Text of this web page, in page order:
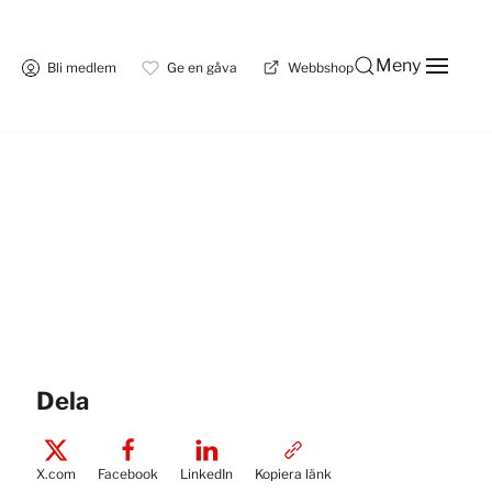
Bli medlem Ge en gåva Webbshop Meny
Dela
X.com Facebook LinkedIn Kopiera länk